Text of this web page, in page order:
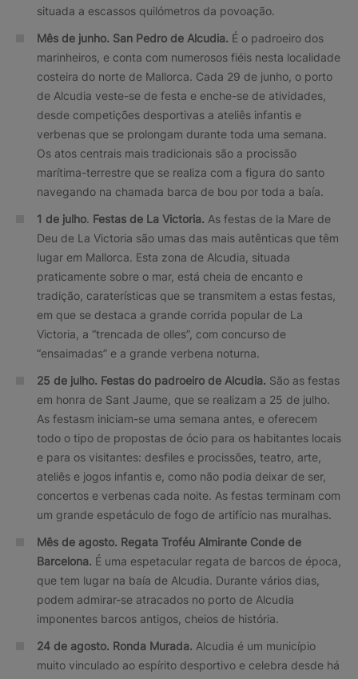
situada a escassos quilómetros da povoação.
Mês de junho. San Pedro de Alcudia. É o padroeiro dos
marinheiros, e conta com numerosos fiéis nesta localidade
costeira do norte de Mallorca. Cada 29 de junho, o porto
de Alcudia veste-se de festa e enche-se de atividades,
desde competições desportivas a ateliês infantis e
verbenas que se prolongam durante toda uma semana.
Os atos centrais mais tradicionais são a procissão
marítima-terrestre que se realiza com a figura do santo
navegando na chamada barca de bou por toda a baía.
1 de julho. Festas de La Victoria. As festas de la Mare de
Deu de La Victoria são umas das mais autênticas que têm
lugar em Mallorca. Esta zona de Alcudia, situada
praticamente sobre o mar, está cheia de encanto e
tradição, caraterísticas que se transmitem a estas festas,
em que se destaca a grande corrida popular de La
Victoria, a “trencada de olles”, com concurso de
“ensaimadas” e a grande verbena noturna.
25 de julho. Festas do padroeiro de Alcudia. São as festas
em honra de Sant Jaume, que se realizam a 25 de julho.
As festasm iniciam-se uma semana antes, e oferecem
todo o tipo de propostas de ócio para os habitantes locais
e para os visitantes: desfiles e procissões, teatro, arte,
ateliês e jogos infantis e, como não podia deixar de ser,
concertos e verbenas cada noite. As festas terminam com
um grande espetáculo de fogo de artifício nas muralhas.
Mês de agosto. Regata Troféu Almirante Conde de
Barcelona. É uma espetacular regata de barcos de época,
que tem lugar na baía de Alcudia. Durante vários dias,
podem admirar-se atracados no porto de Alcudia
imponentes barcos antigos, cheios de história.
24 de agosto. Ronda Murada. Alcudia é um município
muito vinculado ao espírito desportivo e celebra desde há